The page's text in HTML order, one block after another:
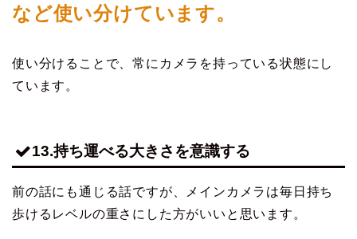
など使い分けています。
使い分けることで、常にカメラを持っている状態にし
ています。
13.持ち運べる大きさを意識する
前の話にも通じる話ですが、メインカメラは毎日持ち
歩けるレベルの重さにした方がいいと思います。